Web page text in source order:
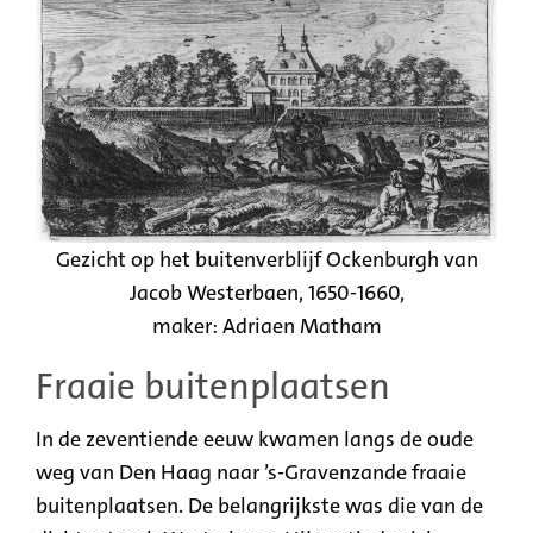
Gezicht op het buitenverblijf Ockenburgh van
Jacob Westerbaen, 1650-1660,
maker: Adriaen Matham
Fraaie buitenplaatsen
In de zeventiende eeuw kwamen langs de oude
weg van Den Haag naar ’s-Gravenzande fraaie
buitenplaatsen. De belangrijkste was die van de